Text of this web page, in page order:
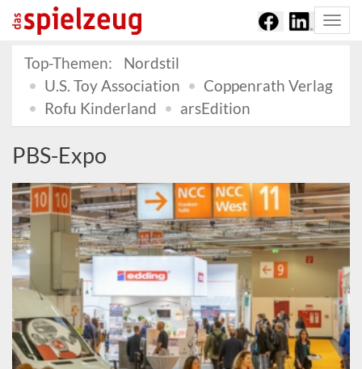
Top-Themen:
Nordstil
U.S. Toy Association
Coppenrath Verlag
Rofu Kinderland
arsEdition
PBS-Expo